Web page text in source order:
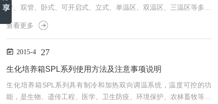
管、双管、卧式、可开启式、立式、单温区、双温区、三温区等多种
管式炉型。主要应用于大专院校、科研院所、工矿企业等实验和小批
量生产之用。具有安全可靠、操作简单、控温精度高、保温效果好、
等。气氛管式炉LG主要运用于冶金，玻璃，热处理，锂电正负极材
料，新能源，LED发光材料，磨具等行业测定材料在一定气氛条件下
查看更多
2015-4 27
生化培养箱SPL系列使用方法及注意事项说明
生化培养箱SPL系列具有制冷和加热双向调温系统，温度可控的功
能，是生物、遗传工程、医学、卫生防疫、环境保护、农林畜牧等行